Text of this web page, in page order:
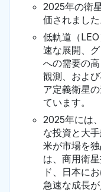
2025年の衛
価されました
低軌道（
速な展開、
への需要の
観測、およ
ア定義衛星
ています。
2025年には
な投資と大
米が市場を
は、商用衛
ド、日本に
急速な成長が